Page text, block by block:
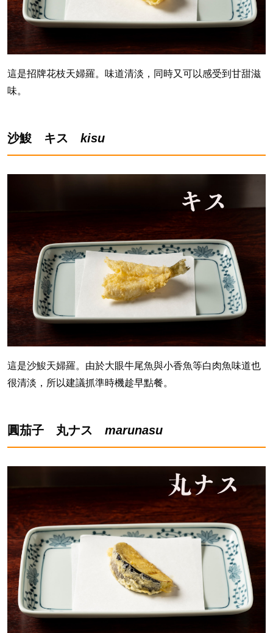
這是招牌花枝天婦羅。味道清淡，同時又可以感受到甘甜滋
味。
沙鮻 キス kisu
這是沙鮻天婦羅。由於大眼牛尾魚與小香魚等白肉魚味道也
很清淡，所以建議抓準時機趁早點餐。
圓茄子 丸ナス marunasu